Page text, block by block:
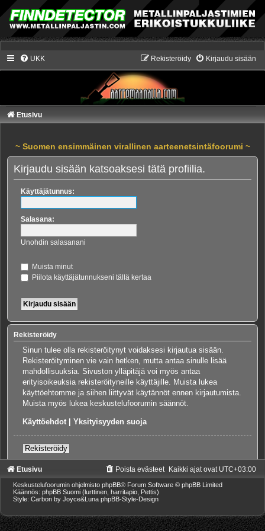
UKK Kirjaudu sisään
Rekisteröidy
Etusivu
~ Suomen ensimmäinen virallinen aarteenetsintäfoorumi ~
Kirjaudu sisään katsoaksesi tätä profiilia.
Käyttäjätunnus:
Salasana:
Unohdin salasanani
Muista minut
Piilota käyttäjätunnukseni tällä kertaa
Rekisteröidy
Sinun tulee olla rekisteröitynyt voidaksesi kirjautua sisään.
Rekisteröityminen vie vain hetken, mutta antaa sinulle lisää
mahdollisuuksia. Sivuston ylläpitäjä voi myös antaa
erityisoikeuksia rekisteröityneille käyttäjille. Muista lukea
käyttöehtomme ja siihen liittyvät käytännöt ennen kirjautumista.
Muista myös lukea keskustelufoorumin säännöt.
Käyttöehdot| Yksityisyyden suoja
Rekisteröidy
Etusivu Kaikki ajat ovat UTC+03:00
Poista evästeet
Keskustelufoorumin ohjelmisto phpBB® Forum Software © phpBB Limited
Käännös: phpBB Suomi (lurttinen, harritapio, Pettis)
Style: Carbon by Joyce&Luna phpBB-Style-Design